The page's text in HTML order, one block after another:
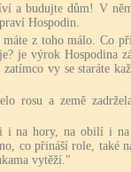
a budujte dům! V
Hospodin.
z toho málo. Co
je výrok Hospodina
vy se staráte
rosu a země
i na hory, na obilí i
co přináší role, také
vytěží."